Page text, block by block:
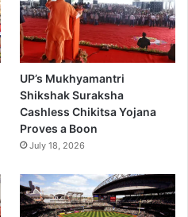
UP’s Mukhyamantri
Shikshak Suraksha
Cashless Chikitsa Yojana
Proves a Boon
July 18, 2026